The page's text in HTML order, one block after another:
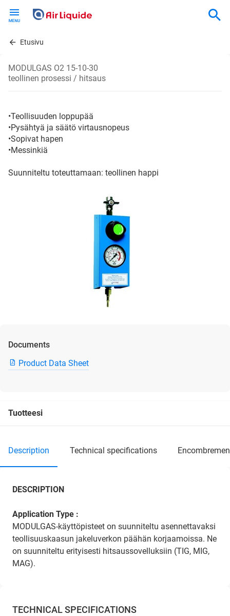
contentEtusivu
MODULGAS O2 15-10-30
teollinen prosessi / hitsaus
•Teollisuuden loppupää
•Pysähtyä ja säätö virtausnopeus
•Sopivat hapen
•Messinkiä
Suunniteltu toteuttamaan: teollinen happi
Documents
Product Data Sheet
Tuotteesi
description technical specifications
DESCRIPTION
Application Type :
MODULGAS-käyttöpisteet on suunniteltu asennettavaksi
teollisuuskaasun jakeluverkon päähän korjaamoissa. Ne
on suunniteltu erityisesti hitsaussovelluksiin (TIG, MIG,
MAG).
TECHNICAL SPECIFICATIONS